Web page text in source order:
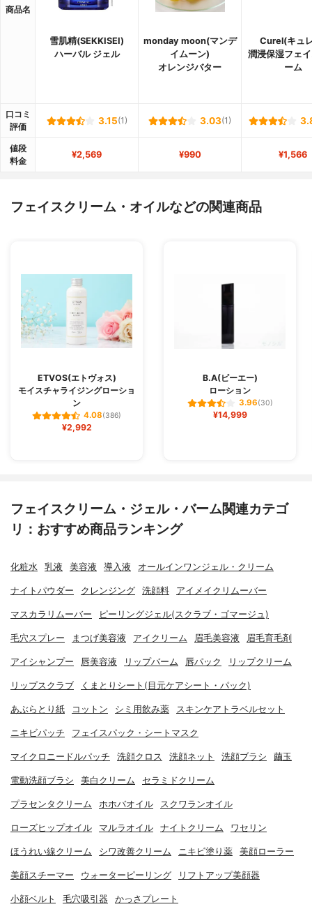
商品名
雪肌精(SEKKISEI)
ハーバル ジェル
monday moon(マンデ
イムーン)
オレンジバター
Curel(キュ
潤浸保湿フェ
ーム
口コミ
評価
3.15(1) 3.03(1)
値段
料金
¥2,569 ¥990 ¥1,566
フェイスクリーム・オイルなどの関連商品
ETVOS(エトヴォス)
モイスチャライジングローショ
ン
4.08(386)
¥2,992
B.A(ビーエー)
ローション
3.96(30)
¥14,999
フェイスクリーム・ジェル・バーム関連カテゴ
リ：おすすめ商品ランキング
化粧水 乳液 美容液 導入液 オールインワンジェル・クリーム
ナイトパウダー クレンジング 洗顔料 アイメイクリムーバー
マスカラリムーバー ピーリングジェル(スクラブ・ゴマージュ)
毛穴スプレー まつげ美容液 アイクリーム 眉毛美容液 眉毛育毛剤
アイシャンプー 唇美容液 リップバーム 唇パック リップクリーム
リップスクラブ くまとりシート(目元ケアシート・パック)
あぶらとり紙 コットン シミ用飲み薬 スキンケアトラベルセット
ニキビパッチ フェイスパック・シートマスク
マイクロニードルパッチ 洗顔クロス 洗顔ネット 洗顔ブラシ 繭玉
電動洗顔ブラシ 美白クリーム セラミドクリーム
プラセンタクリーム ホホバオイル スクワランオイル
ローズヒップオイル マルラオイル ナイトクリーム ワセリン
ほうれい線クリーム シワ改善クリーム ニキビ塗り薬 美顔ローラー
美顔スチーマー ウォーターピーリング リフトアップ美顔器
小顔ベルト 毛穴吸引器 かっさプレート